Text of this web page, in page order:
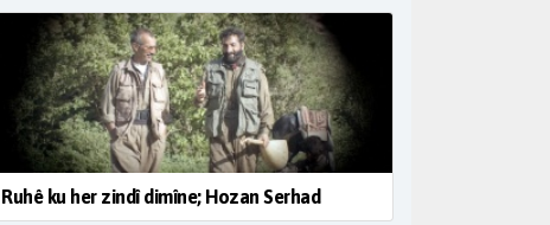
Ruhê ku her zindî dimîne; Hozan Serhad